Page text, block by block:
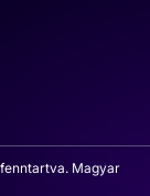
Magyar